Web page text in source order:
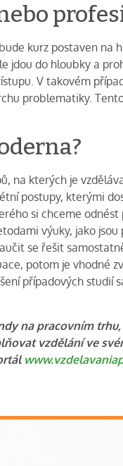
kurz postaven na
jdou do hloubky a
V takovém
problematiky.
na kterých je
postupy, kterými
si chceme
výuky, jako
se řešit
potom je vhodné
případových studií
na pracovním
vzdělání ve